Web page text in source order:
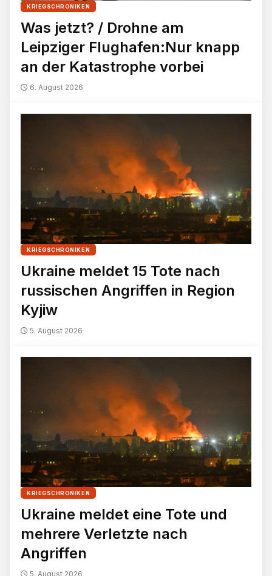
KRIEGSCHRONIKEN
Was jetzt? / Drohne am
Leipziger Flughafen:Nur knapp
an der Katastrophe vorbei
6. August 2026
KRIEGSCHRONIKEN
Ukraine meldet 15 Tote nach
russischen Angriffen in Region
Kyjiw
5. August 2026
KRIEGSCHRONIKEN
Ukraine meldet eine Tote und
mehrere Verletzte nach
Angriffen
5. August 2026